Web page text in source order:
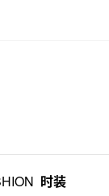
时装